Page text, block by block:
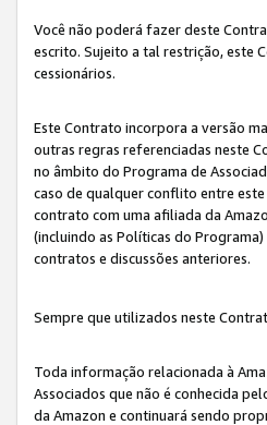
Você não poderá fazer deste
escrito. Sujeito a tal restrição, este
cessionários.
Este Contrato incorpora a versão
outras regras referenciadas neste
no âmbito do Programa de
caso de qualquer conflito entre
contrato com uma afiliada da
(incluindo as Políticas do
contratos e discussões anteriores.
Sempre que utilizados neste
Toda informação relacionada à
Associados que não é conhecida
da Amazon e continuará sendo